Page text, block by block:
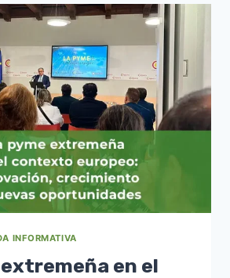
INFORMATIVA
en el